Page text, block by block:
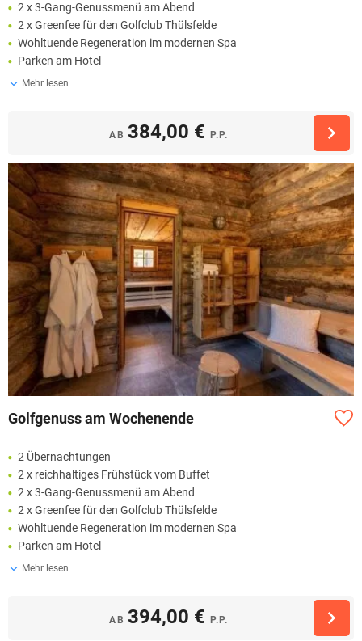
2 x 3-Gang-Genussmenü am Abend
2 x Greenfee für den Golfclub Thülsfelde
Wohltuende Regeneration im modernen Spa
Parken am Hotel
Mehr lesen
AB 384,00 € P.P.
Golfgenuss am Wochenende
2 Übernachtungen
2 x reichhaltiges Frühstück vom Buffet
2 x 3-Gang-Genussmenü am Abend
2 x Greenfee für den Golfclub Thülsfelde
Wohltuende Regeneration im modernen Spa
Parken am Hotel
Mehr lesen
AB 394,00 € P.P.